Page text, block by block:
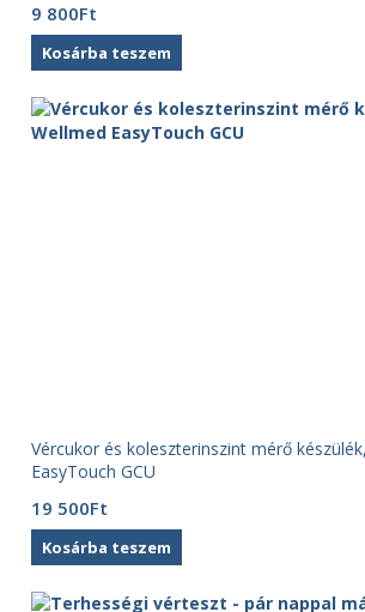
9 800Ft
Kosárba teszem
Vércukor és koleszterinszint mérő
EasyTouch GCU
19 500Ft
Kosárba teszem